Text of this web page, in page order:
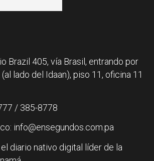
Brazil 405, vía Brasil, entrando por
(al lado del Idaan), piso 11, oficina 11
/ 385-8778
info@ensegundos.com.pa
diario nativo digital líder de la